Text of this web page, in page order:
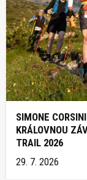
SIMONE
KRÁLOVNOU
TRAIL 2026
29. 7. 2026